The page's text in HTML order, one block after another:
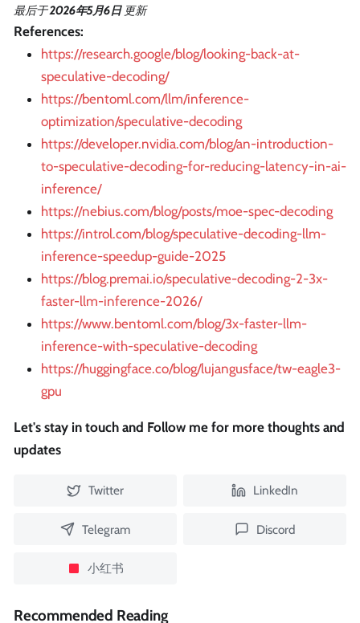
最后于2026年5月6日 更新
References:
https://research.google/blog/looking-back-at-
speculative-decoding/
https://bentoml.com/llm/inference-
optimization/speculative-decoding
https://developer.nvidia.com/blog/an-introduction-
to-speculative-decoding-for-reducing-latency-in-ai-
inference/
https://nebius.com/blog/posts/moe-spec-decoding
https://introl.com/blog/speculative-decoding-llm-
inference-speedup-guide-2025
https://blog.premai.io/speculative-decoding-2-3x-
faster-llm-inference-2026/
https://www.bentoml.com/blog/3x-faster-llm-
inference-with-speculative-decoding
https://huggingface.co/blog/lujangusface/tw-eagle3-
gpu
Let's stay in touch and Follow me for more thoughts and
updates
Twitter LinkedIn
Telegram Discord
小红书
Recommended Reading